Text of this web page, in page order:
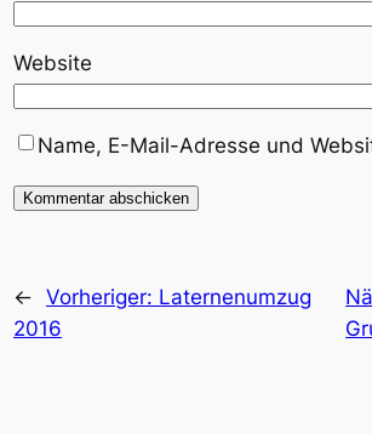
Website
Name, E-Mail-Adresse und
← Vorheriger: Laternenumzug
2016